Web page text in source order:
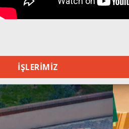
İŞLERİMİZ